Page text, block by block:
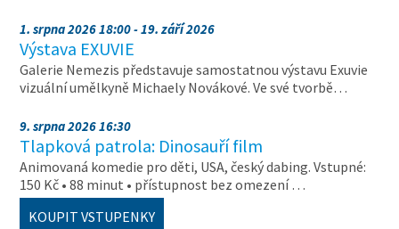
1. srpna 2026 18:00 - 19. září 2026
Výstava EXUVIE
Galerie Nemezis představuje samostatnou výstavu Exuvie
vizuální umělkyně Michaely Novákové. Ve své tvorbě…
9. srpna 2026 16:30
Tlapková patrola: Dinosauří film
Animovaná komedie pro děti, USA, český dabing. Vstupné:
150 Kč • 88 minut • přístupnost bez omezení …
KOUPIT VSTUPENKY